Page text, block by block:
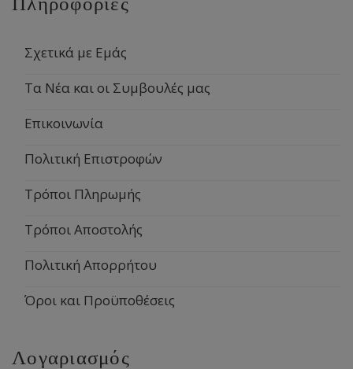
Σχετικά με Εμάς
Τα Νέα και οι Συμβουλές μας
Επικοινωνία
Πολιτική Επιστροφών
Τρόποι Πληρωμής
Τρόποι Αποστολής
Πολιτική Απορρήτου
Όροι και Προϋποθέσεις
Λογαριασμός